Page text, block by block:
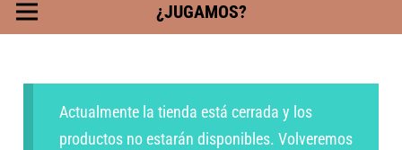
¿JUGAMOS?
Actualmente la tienda está cerrada y los
productos no estarán disponibles. Volveremos